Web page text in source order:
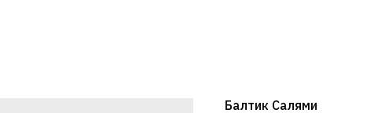
Балтик Салями